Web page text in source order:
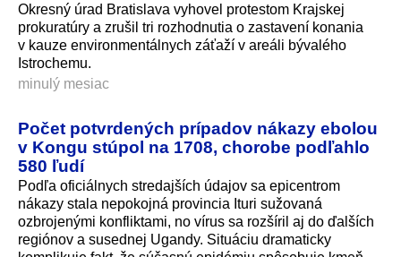
Okresný úrad Bratislava vyhovel protestom Krajskej
prokuratúry a zrušil tri rozhodnutia o zastavení konania
v kauze environmentálnych záťaží v areáli bývalého
Istrochemu.
minulý mesiac
Počet potvrdených prípadov nákazy ebolou
v Kongu stúpol na 1708, chorobe podľahlo
580 ľudí
Podľa oficiálnych stredajších údajov sa epicentrom
nákazy stala nepokojná provincia Ituri sužovaná
ozbrojenými konfliktami, no vírus sa rozšíril aj do ďalších
regiónov a susednej Ugandy. Situáciu dramaticky